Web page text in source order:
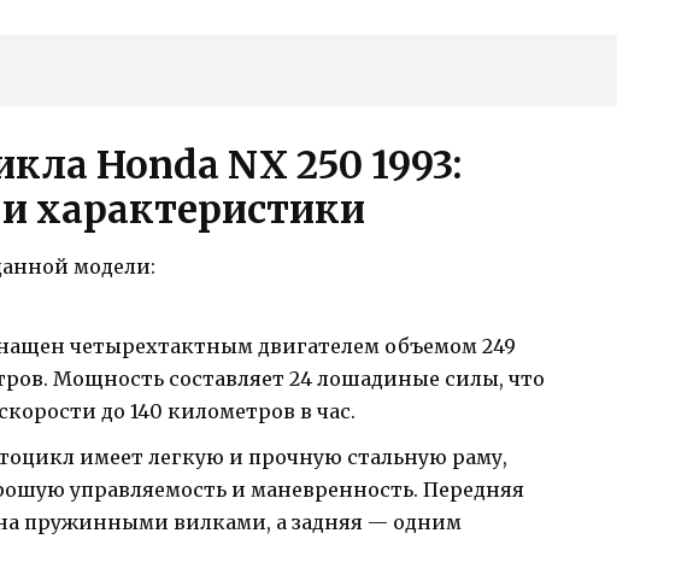
Honda NX 250 1993:
характеристики
модели:
четырехтактным двигателем объемом 249
Мощность составляет 24 лошадиные силы, что
до 140 километров в час.
имеет легкую и прочную стальную раму,
управляемость и маневренность. Передняя
пружинными вилками, а задняя — одним